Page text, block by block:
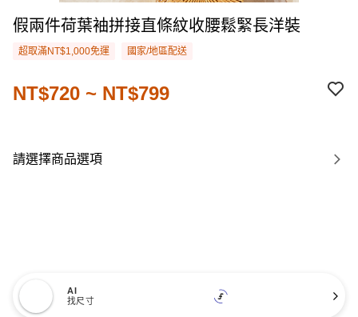
假兩件荷葉袖拼接直條紋收腰鬆緊長洋裝
超取滿NT$1,000免運 國家/地區配送
NT$720 ~ NT$799
請選擇商品選項
AI
找尺寸